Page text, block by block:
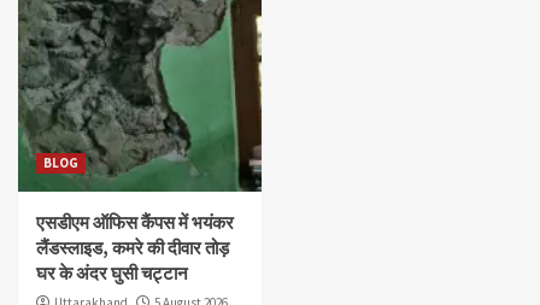
BLOG
एसडीएम ऑफिस कैंपस में भयंकर
लैंडस्लाइड, कमरे की दीवार तोड़
घर के अंदर घुसी चट्टान